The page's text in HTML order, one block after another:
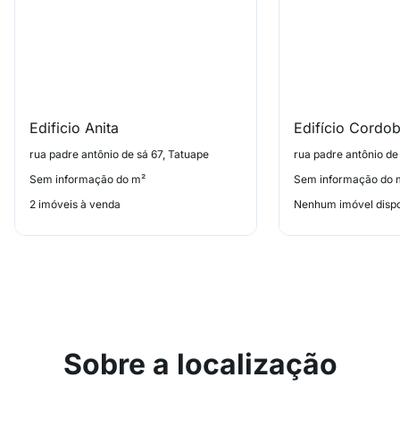
Edificio Anita
rua padre antônio de sá 67, Tatuape
Sem informação do m²
2 imóveis à venda
Edifício
rua padre antônio
Sem informação do
Nenhum imóvel
Sobre a localização